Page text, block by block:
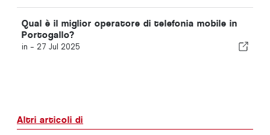
Qual è il miglior operatore di telefonia mobile in
Portogallo?
in - 27 Jul 2025
Altri articoli di